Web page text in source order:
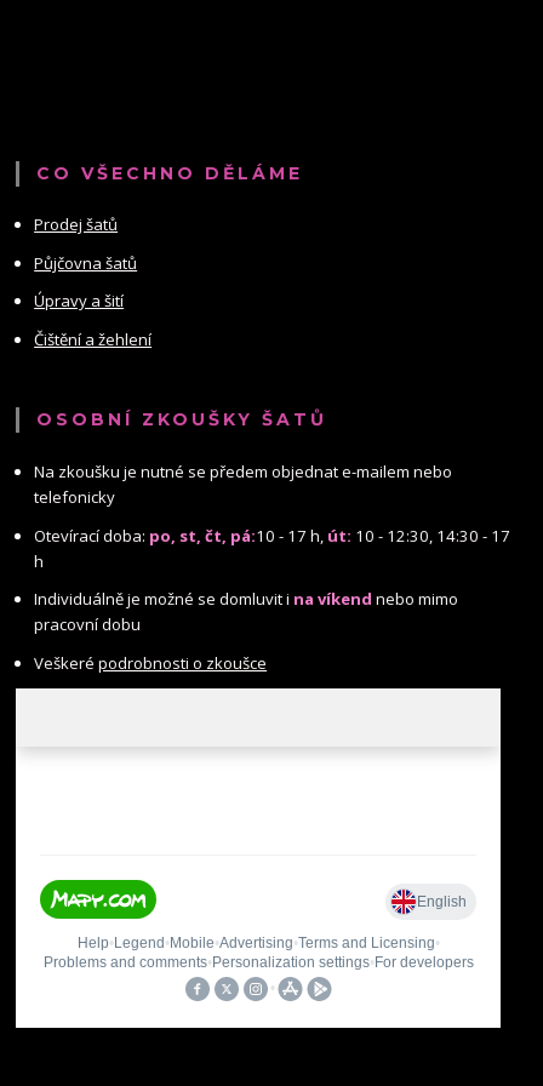
CO VŠECHNO DĚLÁME
Prodej šatů
Půjčovna šatů
Úpravy a šití
Čištění a žehlení
OSOBNÍ ZKOUŠKY ŠATŮ
Na zkoušku je nutné se předem objednat e-mailem nebo
telefonicky
Otevírací doba: po, st, čt, pá:10 - 17 h, út: 10 - 12:30, 14:30 - 17
h
Individuálně je možné se domluvit i na víkend nebo mimo
pracovní dobu
Veškerépodrobnosti o zkoušce